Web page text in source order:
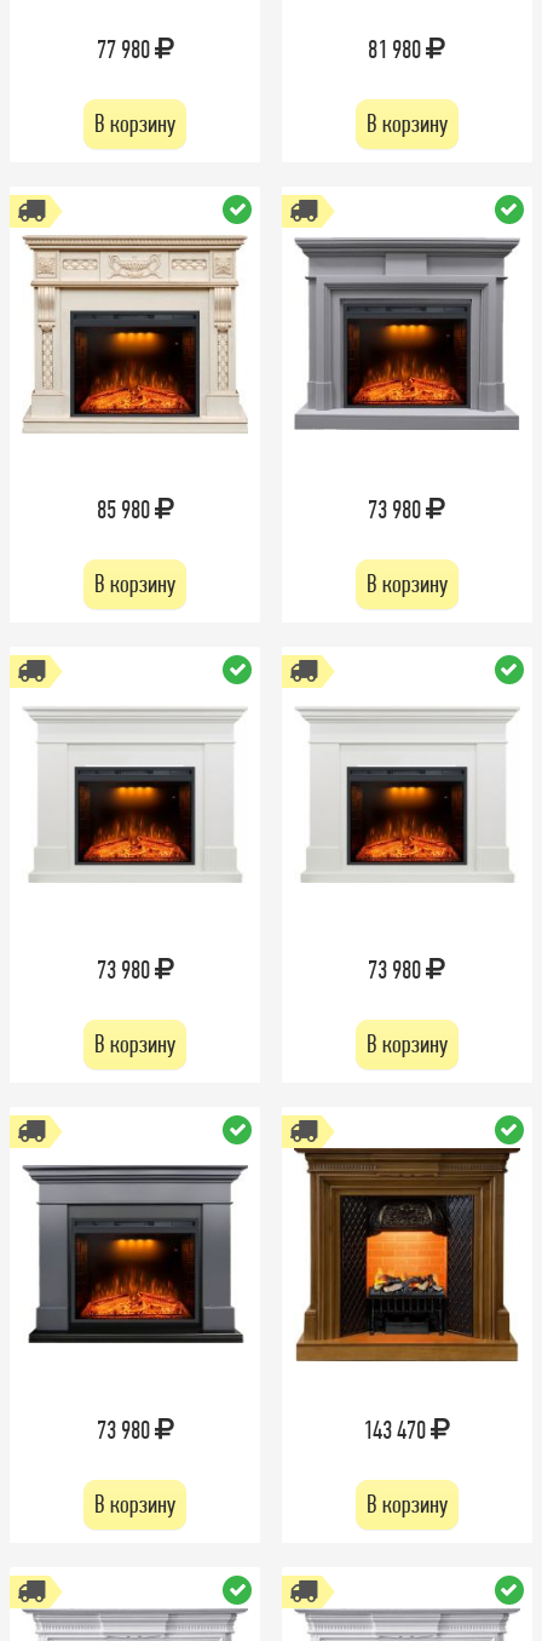
77 980
В корзину
81 980
В корзину
85 980
В корзину
73 980
В корзину
73 980
В корзину
73 980
В корзину
73 980
В корзину
143 470
В корзину